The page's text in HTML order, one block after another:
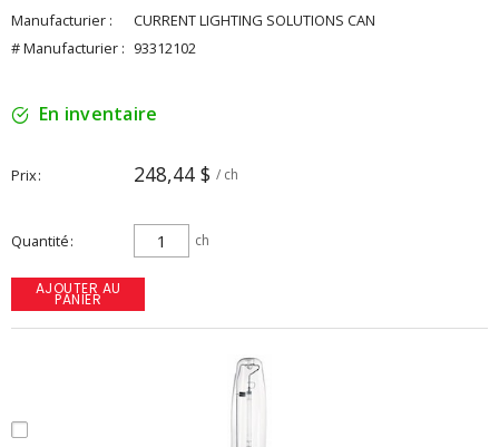
Manufacturier :
CURRENT LIGHTING SOLUTIONS CAN
# Manufacturier : 93312102
En inventaire
Prix 248,44 $ / ch
Quantité ch
AJOUTER AU
PANIER